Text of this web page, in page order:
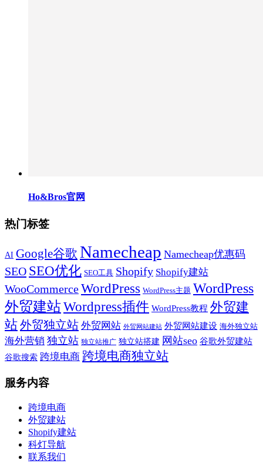
Ho&Bros官网
热门标签
AI Google谷歌 Namecheap Namecheap优惠码
SEO SEO优化 SEO工具 Shopify Shopify建站
WooCommerceWordPress WordPress主题 WordPress
外贸建站Wordpress插件 WordPress教程 外贸建
站外贸独立站 外贸网站 外贸网站建站 外贸网站建设 海外独立站
海外营销 独立站 独立站推广 独立站搭建 网站seo 谷歌外贸建站
谷歌搜索 跨境电商 跨境电商独立站
服务内容
跨境电商
外贸建站
Shopify建站
科灯导航
联系我们